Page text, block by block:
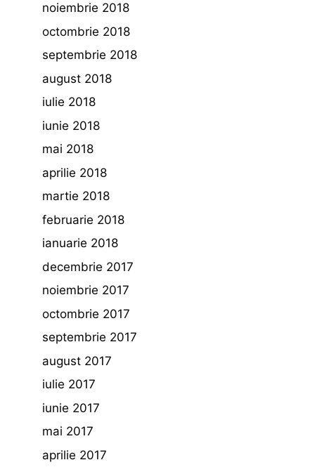
noiembrie 2018
octombrie 2018
septembrie 2018
august 2018
iulie 2018
iunie 2018
mai 2018
aprilie 2018
martie 2018
februarie 2018
ianuarie 2018
decembrie 2017
noiembrie 2017
octombrie 2017
septembrie 2017
august 2017
iulie 2017
iunie 2017
mai 2017
aprilie 2017